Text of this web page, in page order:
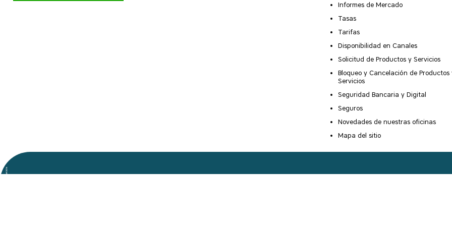
Informes de Mercado
Tasas
Tarifas
Disponibilidad en Canales
Solicitud de Productos y Servicios
Bloqueo y Cancelación de Productos
Servicios
Seguridad Bancaria y Digital
Seguros
Novedades de nuestras oficinas
Mapa del sitio